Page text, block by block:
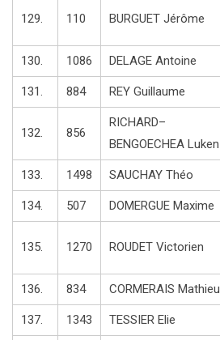
129. 110 BURGUET Jérôme
130. 1086 DELAGE Antoine
131. 884 REY Guillaume
132. 856
RICHARD–
BENGOECHEA Luken
133. 1498 SAUCHAY Théo
134. 507 DOMERGUE Maxime
135. 1270 ROUDET Victorien
136. 834 CORMERAIS Mathieu
137. 1343 TESSIER Elie